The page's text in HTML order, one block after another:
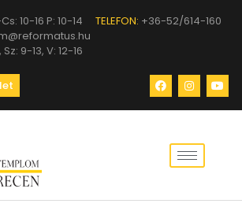
10-16 P: 10-14 TELEFON: +36-52/614-160
9-13, V: 12-16